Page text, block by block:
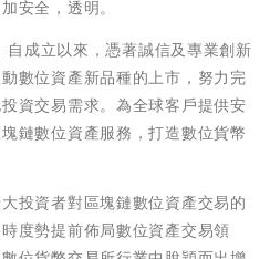
安全，透明。
成立以來，憑著誠信及專業創新
數位資產新品種的上市，努力完
資交易需求。為全球客戶提供安
鏈數位資產服務，打造數位貨幣
投資者對區塊鏈數位資產交易的
度勢提前佈局數位資產交易領